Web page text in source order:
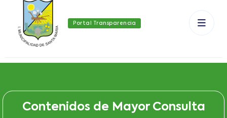
Portal Transparencia
Contenidos de Mayor Consulta